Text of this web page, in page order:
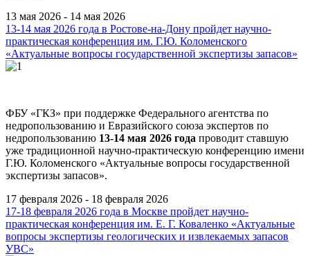
13 мая 2026 - 14 мая 2026
13-14 мая 2026 года в Ростове-на-Дону пройдет научно-
практическая конференция им. Г.Ю. Коломенского
«Актуальные вопросы государственной экспертизы запасов»
ФБУ «ГКЗ» при поддержке Федерального агентства по
недропользованию и Евразийского союза экспертов по
недропользованию 13-14 мая 2026 года проводит ставшую
уже традиционной научно-практическую конференцию имени
Г.Ю. Коломенского «Актуальные вопросы государственной
экспертизы запасов».
17 февраля 2026 - 18 февраля 2026
17-18 февраля 2026 года в Москве пройдет научно-
практическая конференция им. Е. Г. Коваленко «Актуальные
вопросы экспертизы геологических и извлекаемых запасов
УВС»